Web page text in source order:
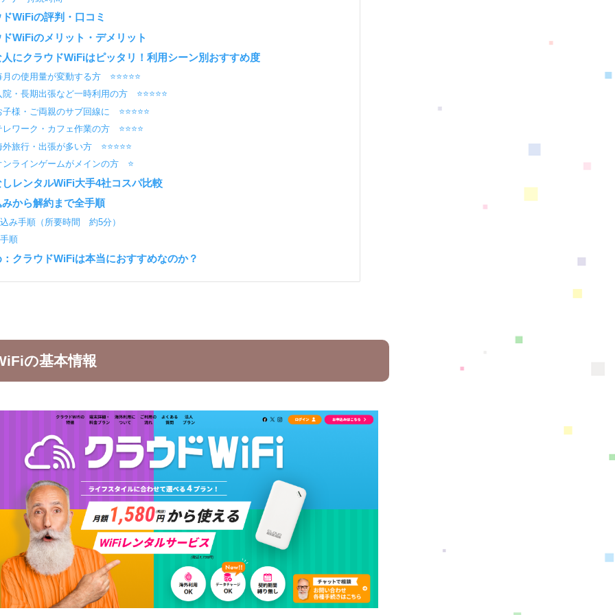
WiFiの評判・口コミ
WiFiのメリット・デメリット
にクラウドWiFiはピッタリ！利用シーン別おすすめ度
の使用量が変動する方 ⭐️⭐️⭐️⭐️⭐️
・長期出張など一時利用の方 ⭐️⭐️⭐️⭐️⭐️
様・ご両親のサブ回線に ⭐️⭐️⭐️⭐️⭐️
ワーク・カフェ作業の方 ⭐️⭐️⭐️⭐️
旅行・出張が多い方 ⭐️⭐️⭐️⭐️⭐️
ラインゲームがメインの方 ⭐️
レンタルWiFi大手4社コスパ比較
から解約まで全手順
み手順（所要時間 約5分）
順
クラウドWiFiは本当におすすめなのか？
の基本情報